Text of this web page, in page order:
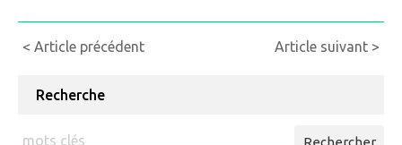
Continue
< Article précédent Article suivant >
Recherche
Rechercher